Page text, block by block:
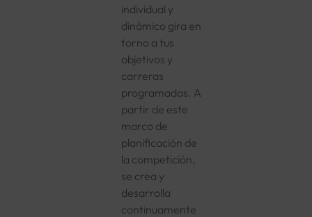
individual y
dinámico gira en
torno a tus
objetivos y
carreras
programadas. A
partir de este
marco de
planificación de
la competición,
se crea y
desarrolla
continuamente